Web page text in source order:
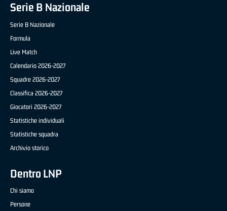
Serie B Nazionale
Serie B Nazionale
Formula
Live Match
Calendario 2026-2027
Squadre 2026-2027
Classifica 2026-2027
Giocatori 2026-2027
Statistiche individuali
Statistiche squadra
Archivio storico
Dentro LNP
Chi siamo
Persone